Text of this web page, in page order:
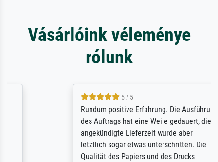
Vásárlóink véleménye
rólunk
5 / 5
Rundum positive Erfahrung. Die Ausführung
des Auftrags hat eine Weile gedauert, die
angekündigte Lieferzeit wurde aber
letztlich sogar etwas unterschritten. Die
Qualität des Papiers und des Drucks